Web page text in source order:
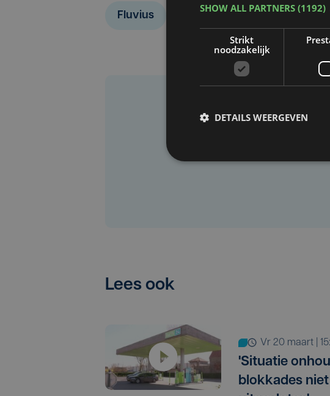
Fluvius Energie
Lees ook
vr 20 maart |
'Situatie
blokkades niet
SHOW ALL PARTNERS (1192)
Strikt
noodzakelijk
DETAILS WEERGEVEN